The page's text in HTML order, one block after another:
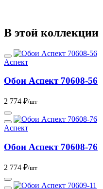
В этой коллекции
Аспект
Обои Аспект 70608-56
2 774 ₽/шт
Аспект
Обои Аспект 70608-76
2 774 ₽/шт